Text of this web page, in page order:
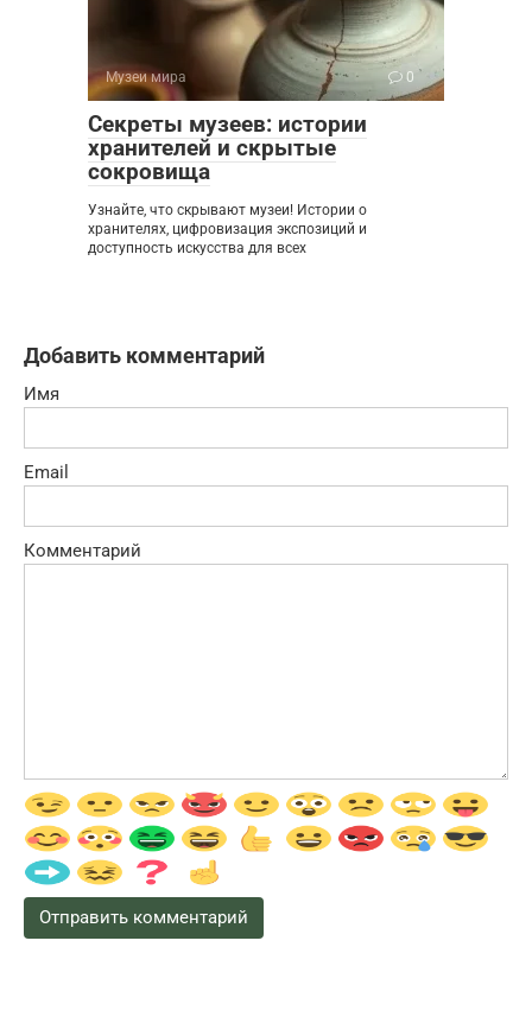
Музеи мира 0
Секреты музеев: истории
хранителей и скрытые
сокровища
Узнайте, что скрывают музеи! Истории о
хранителях, цифровизация экспозиций и
доступность искусства для всех
Добавить комментарий
Имя
Email
Комментарий